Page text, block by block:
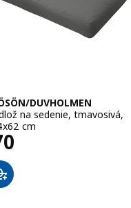
hodnotenie:
DUVHOLMEN
na sedenie, tmavosivá,
cm
€ 70